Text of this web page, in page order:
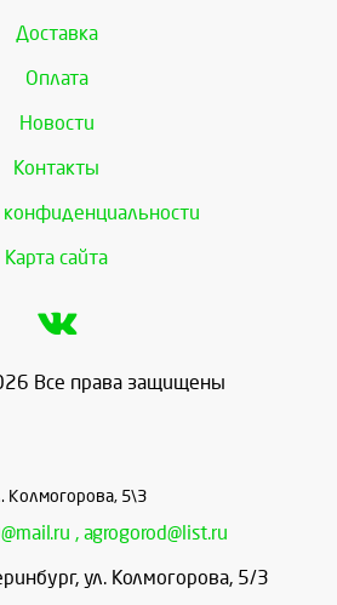
Доставка
Оплата
Новости
Контакты
конфиденциальности
Карта сайта
Все права защищены
Колмогорова, 5\3
, agrogorod@list.ru
, ул. Колмогорова, 5/3